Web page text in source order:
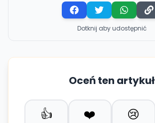
Dotknij aby udostępnić
Oceń ten artykuł
👍 ❤️ 😢